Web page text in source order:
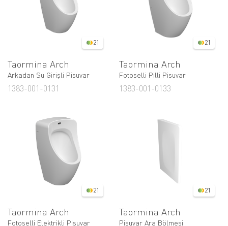
21
Taormina Arch
Arkadan Su Girişli Pisuvar
1383-001-0131
21
Taormina Arch
Fotoselli Pilli Pisuvar
1383-001-0133
21
Taormina Arch
Fotoselli Elektrikli Pisuvar
21
Taormina Arch
Pisuvar Ara Bölmesi